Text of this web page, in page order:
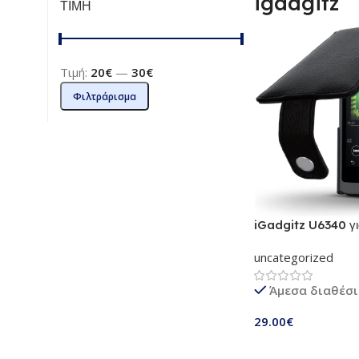
ΤΙΜΗ
Φιλτράρισμα
Τιμή: 20€ — 30€
iGadgitz U6340
NW-A45 | Μαύρη
και προστατευτικό
uncategorized
Άμεσα
29.00€